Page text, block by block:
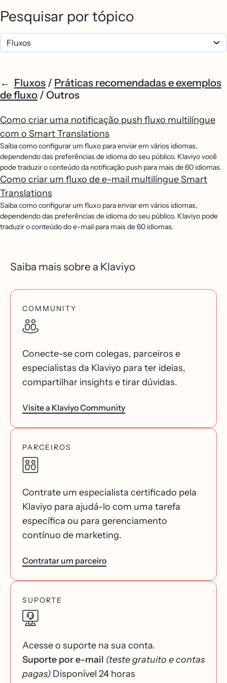
Pesquisar por tópico
Fluxos / Práticas recomendadas e exemplos
de fluxo / Outros
Como criar uma notificação push fluxo multilíngue
com o Smart Translations
Saiba como configurar um fluxo para enviar em vários idiomas,
dependendo das preferências de idioma do seu público. Klaviyo você
pode traduzir o conteúdo da notificação push para mais de 60 idiomas.
Como criar um fluxo de e-mail multilíngue Smart
Translations
Saiba como configurar um fluxo para enviar em vários idiomas,
dependendo das preferências de idioma do seu público. Klaviyo pode
traduzir o conteúdo do e-mail para mais de 60 idiomas.
Saiba mais sobre a Klaviyo
COMMUNITY
Conecte-se com colegas, parceiros e
especialistas da Klaviyo para ter ideias,
compartilhar insights e tirar dúvidas.
Visite a Klaviyo Community
PARCEIROS
Contrate um especialista certificado pela
Klaviyo para ajudá-lo com uma tarefa
específica ou para gerenciamento
contínuo de marketing.
Contratar um parceiro
SUPORTE
Acesse o suporte na sua conta.
Suporte por e-mail (teste gratuito e contas
pagas) Disponível 24 horas